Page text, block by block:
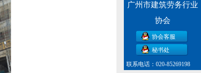
广州市建筑劳务行业
协会
协会客服
秘书处
联系电话：020-85269198